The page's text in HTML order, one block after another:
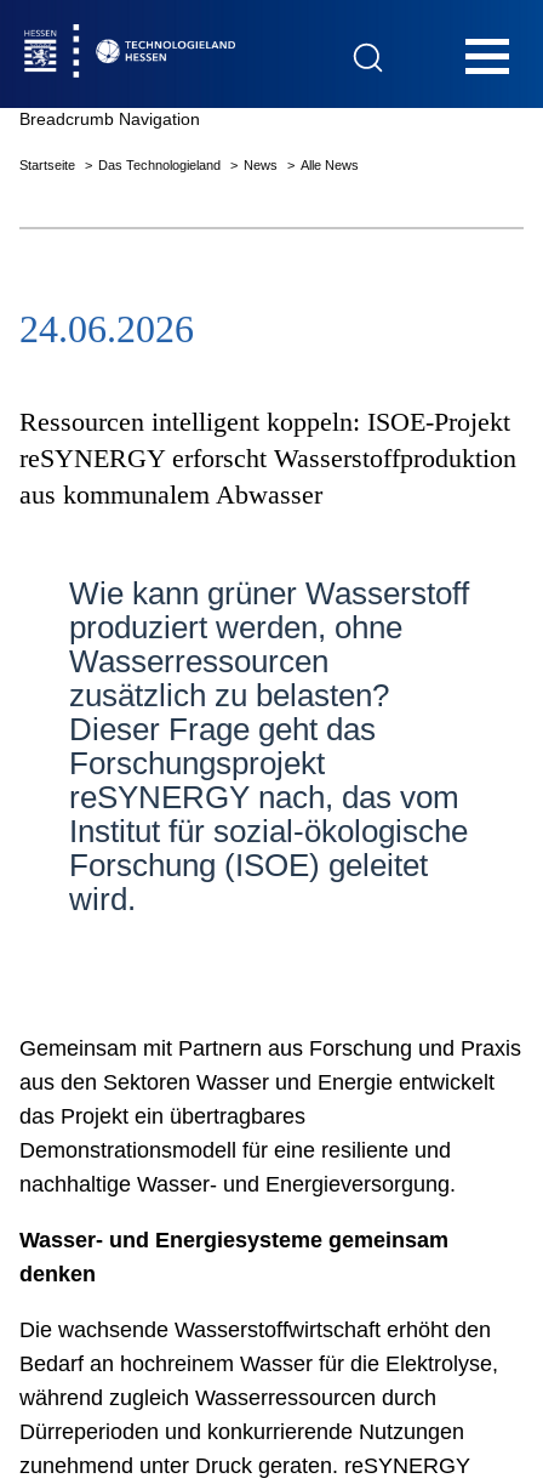
Das Technologieland
Innovationsfelder
Beratung & Förderung
Netzwerke
Breadcrumb Navigation
Startseite Das Technologieland News Alle News
24.06.2026
Ressourcen intelligent koppeln: ISOE-Projekt
reSYNERGY erforscht Wasserstoffproduktion
aus kommunalem Abwasser
Wie kann grüner Wasserstoff
produziert werden, ohne
Wasserressourcen
zusätzlich zu belasten?
Dieser Frage geht das
Forschungsprojekt
reSYNERGY nach, das vom
Institut für sozial-ökologische
Forschung (ISOE) geleitet
wird.
Gemeinsam mit Partnern aus Forschung und Praxis
aus den Sektoren Wasser und Energie entwickelt
das Projekt ein übertragbares
Demonstrationsmodell für eine resiliente und
nachhaltige Wasser- und Energieversorgung.
Wasser- und Energiesysteme gemeinsam
denken
Die wachsende Wasserstoffwirtschaft erhöht den
Bedarf an hochreinem Wasser für die Elektrolyse,
während zugleich Wasserressourcen durch
Dürreperioden und konkurrierende Nutzungen
zunehmend unter Druck geraten. reSYNERGY